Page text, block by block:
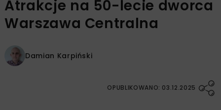
Atrakcje na 50-lecie dworca
Warszawa Centralna
Damian Karpiński
OPUBLIKOWANO: 03.12.2025